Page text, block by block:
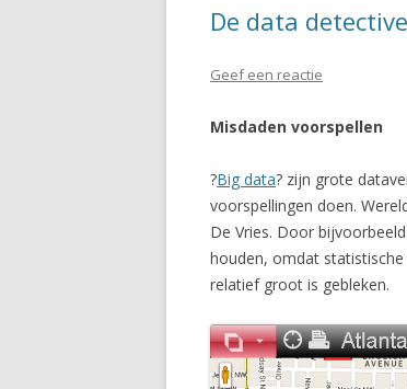
De data
Geef een reactie
Misdaden voorspellen
?Big data? zijn grote
voorspellingen doen.
De Vries. Door
houden, omdat
relatief groot is gebleken.